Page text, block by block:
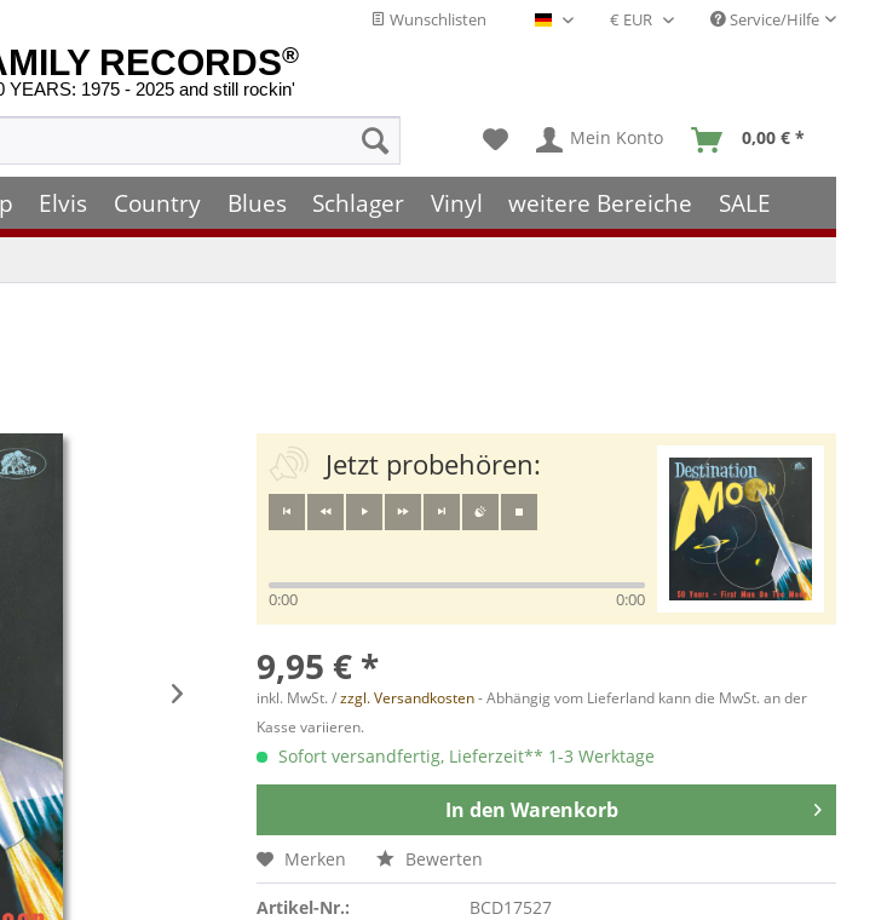
Wunschlisten Deutsch - DE Service/Hilfe
RECORDS®
YEARS: 1975 - 2025 and still rockin'
Mein Konto 0,00 € *
Elvis Country Blues Schlager Vinyl weitere Bereiche SALE
Jetzt probehören:
0:00 0:00
9,95 € *
inkl. MwSt. /zzgl. Versandkosten- Abhängig vom Lieferland kann die MwSt. an der
Kasse variieren.
Sofort versandfertig, Lieferzeit** 1-3 Werktage
In den Warenkorb
Merken Bewerten
Artikel-Nr.:
BCD17527